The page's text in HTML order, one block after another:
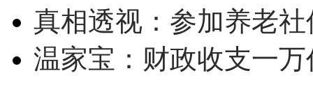
真相透视：参加养老
温家宝：财政收支一